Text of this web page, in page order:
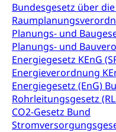
Bundesgesetz über
Planungs- und
Planungs- und
Energiegesetz KEnG
Energieverordnung
Energiegesetz (EnG)
Rohrleitungsgesetz
CO2-Gesetz Bund
Archiv
Kunst &
Kulturförderung
Kulturpolitik,
kulturelles Angebot,
Nachwuchsförderung,
Förderung,
Werkbeitrag,
Bildende Kunst,
Musik, Entwicklung,
Filmförderung,